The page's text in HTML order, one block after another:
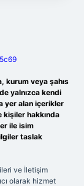
kurum veya şahıs
yalnızca kendi
yer alan içerikler
hakkında
ile isim
taslak
ve İletişim
olarak hizmet